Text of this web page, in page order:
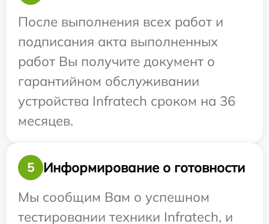
После выполнения всех работ и
подписания акта выполненных
работ Вы получите документ о
гарантийном обслуживании
устройства Infratech сроком на 36
месяцев.
5
Информирование о готовности
Мы сообщим Вам о успешном
тестировании техники Infratech, и